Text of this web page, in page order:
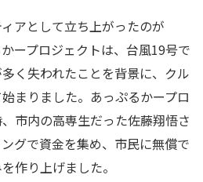
アとして立ち上がったのが
ープロジェクトは、台風19号で
く失われたことを背景に、クル
まりました。あっぷるかープロ
市内の高専生だった佐藤翔悟さ
グで資金を集め、市民に無償で
作り上げました。